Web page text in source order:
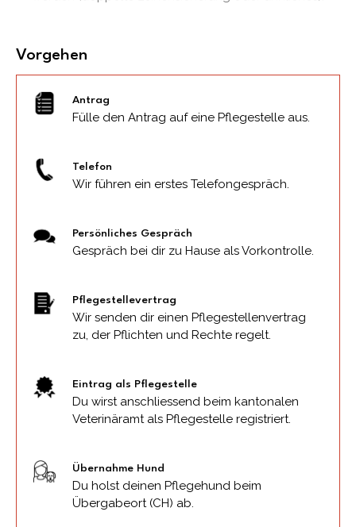
Vorgehen
Antrag
Fülle den Antrag auf eine Pflegestelle aus.
Telefon
Wir führen ein erstes Telefongespräch.
Persönliches Gespräch
Gespräch bei dir zu Hause als Vorkontrolle.
Pflegestellevertrag
Wir senden dir einen Pflegestellenvertrag
zu, der Pflichten und Rechte regelt.
Eintrag als Pflegestelle
Du wirst anschliessend beim kantonalen
Veterinäramt als Pflegestelle registriert.
Übernahme Hund
Du holst deinen Pflegehund beim
Übergabeort (CH) ab.